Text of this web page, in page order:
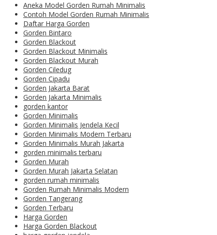
Aneka Model Gorden Rumah Minimalis
Contoh Model Gorden Rumah Minimalis
Daftar Harga Gorden
Gorden Bintaro
Gorden Blackout
Gorden Blackout Minimalis
Gorden Blackout Murah
Gorden Ciledug
Gorden Cipadu
Gorden Jakarta Barat
Gorden Jakarta Minimalis
gorden kantor
Gorden Minimalis
Gorden Minimalis Jendela Kecil
Gorden Minimalis Modern Terbaru
Gorden Minimalis Murah Jakarta
gorden minimalis terbaru
Gorden Murah
Gorden Murah Jakarta Selatan
gorden rumah minimalis
Gorden Rumah Minimalis Modern
Gorden Tangerang
Gorden Terbaru
Harga Gorden
Harga Gorden Blackout